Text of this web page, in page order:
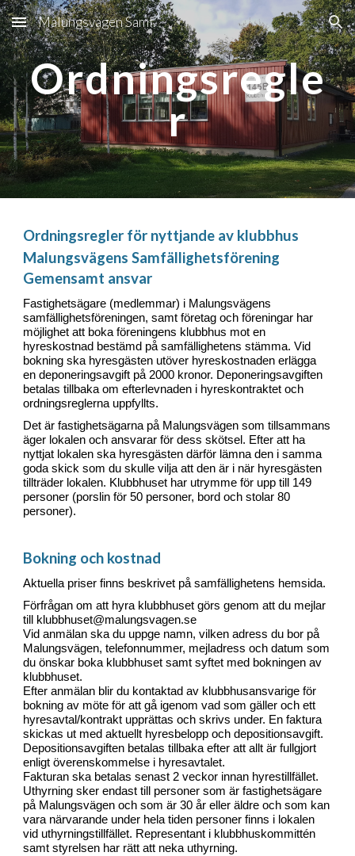
Skip to main content Skip to navigation
Malungsvägen Samf.
Ordningsregle
r
Ordningsregler för nyttjande av klubbhus
Malungsvägens Samfällighetsförening
Gemensamt ansvar
Fastighetsägare (medlemmar) i Malungsvägens
samfällighetsföreningen, samt företag och föreningar har
möjlighet att boka föreningens klubbhus mot en
hyreskostnad bestämd på samfällighetens stämma. Vid
bokning ska hyresgästen utöver hyreskostnaden erlägga
en deponeringsavgift på 2000 kronor. Deponeringsavgiften
betalas tillbaka om efterlevnaden i hyreskontraktet och
ordningsreglerna uppfyllts.
Det är fastighetsägarna på Malungsvägen som tillsammans
äger lokalen och ansvarar för dess skötsel. Efter att ha
nyttjat lokalen ska hyresgästen därför lämna den i samma
goda skick som du skulle vilja att den är i när hyresgästen
tillträder lokalen. Klubbhuset har utrymme för upp till 149
personer (porslin för 50 personer, bord och stolar 80
personer).
Bokning och kostnad
Aktuella priser finns beskrivet på samfällighetens hemsida.
Förfrågan om att hyra klubbhuset görs genom att du mejlar
till klubbhuset@malungsvagen.se
Vid anmälan ska du uppge namn, vilken adress du bor på
Malungsvägen, telefonnummer, mejladress och datum som
du önskar boka klubbhuset samt syftet med bokningen av
klubbhuset.
Efter anmälan blir du kontaktad av klubbhusansvarige för
bokning av möte för att gå igenom vad som gäller och ett
hyresavtal/kontrakt upprättas och skrivs under. En faktura
skickas ut med aktuellt hyresbelopp och depositionsavgift.
Depositionsavgiften betalas tillbaka efter att allt är fullgjort
enligt överenskommelse i hyresavtalet.
Fakturan ska betalas senast 2 veckor innan hyrestillfället.
Uthyrning sker endast till personer som är fastighetsägare
på Malungsvägen och som är 30 år eller äldre och som kan
vara närvarande under hela tiden personer finns i lokalen
vid uthyrningstillfället. Representant i klubbhuskommittén
samt styrelsen har rätt att neka uthyrning.